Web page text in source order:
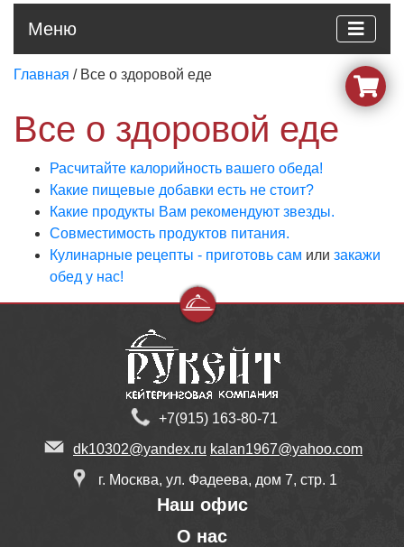
Меню
Главная / Все о здоровой еде
Все о здоровой еде
Расчитайте калорийность вашего обеда!
Какие пищевые добавки есть не стоит?
Какие продукты Вам рекомендуют звезды.
Совместимость продуктов питания.
Кулинарные рецепты - приготовь сам или закажи
обед у нас!
+7(915) 163-80-71
dk10302@yandex.ru kalan1967@yahoo.com
г. Москва, ул. Фадеева, дом 7, стр. 1
Наш офис
О нас